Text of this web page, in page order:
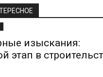
изыскания:
этап в